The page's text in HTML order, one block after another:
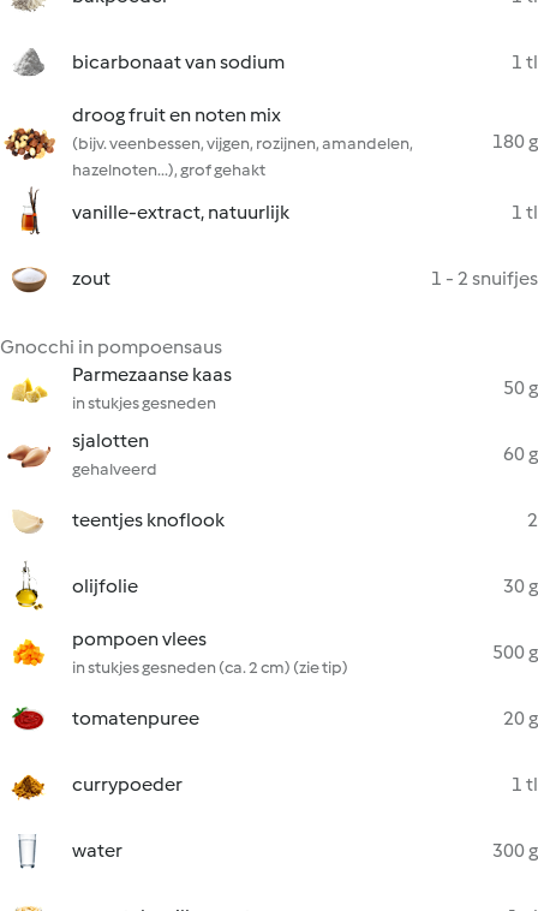
bicarbonaat van sodium 1 tl
droog fruit en noten mix
(bijv. veenbessen, vijgen, rozijnen, amandelen,
hazelnoten...), grof gehakt
180 g
vanille-extract, natuurlijk 1 tl
zout 1 - 2 snuifjes
Gnocchi in pompoensaus
Parmezaanse kaas
in stukjes gesneden
50 g
sjalotten
gehalveerd
60 g
teentjes knoflook 2
olijfolie 30 g
pompoen vlees
in stukjes gesneden (ca. 2 cm) (zie tip)
500 g
tomatenpuree 20 g
currypoeder 1 tl
water 300 g